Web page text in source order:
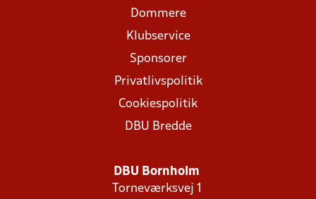
Dommere
Klubservice
Sponsorer
Privatlivspolitik
Cookiespolitik
DBU Bredde
DBU Bornholm
Torneværksvej 1